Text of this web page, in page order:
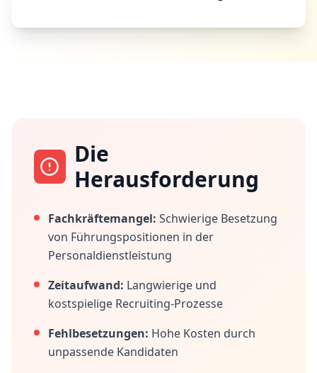
Die
Herausforderung
Fachkräftemangel: Schwierige Besetzung
von Führungspositionen in der
Personaldienstleistung
Zeitaufwand: Langwierige und
kostspielige Recruiting-Prozesse
Fehlbesetzungen: Hohe Kosten durch
unpassende Kandidaten